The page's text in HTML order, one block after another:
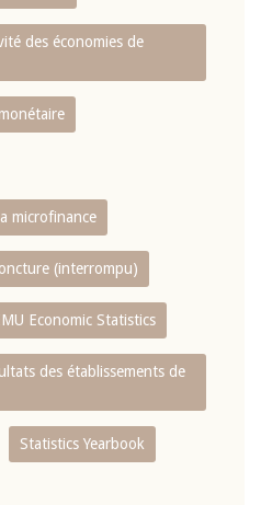
des économies de
microfinance
(interrompu)
Economic Statistics
des établissements de
Statistics Yearbook